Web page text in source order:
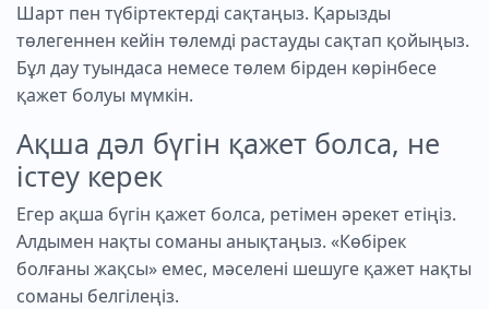
Шарт пен түбіртектерді сақтаңыз. Қарызды
төлегеннен кейін төлемді растауды сақтап қойыңыз.
Бұл дау туындаса немесе төлем бірден көрінбесе
қажет болуы мүмкін.
Ақша дәл бүгін қажет болса, не
істеу керек
Егер ақша бүгін қажет болса, ретімен әрекет етіңіз.
Алдымен нақты соманы анықтаңыз. «Көбірек
болғаны жақсы» емес, мәселені шешуге қажет нақты
соманы белгілеңіз.